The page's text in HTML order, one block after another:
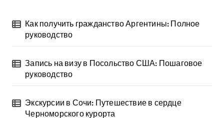
Как получить гражданство Аргентины: Полное
руководство
Запись на визу в Посольство США: Пошаговое
руководство
Экскурсии в Сочи: Путешествие в сердце
Черноморского курорта